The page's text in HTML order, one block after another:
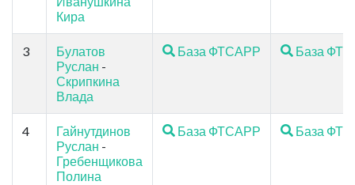
Кира
3
Булатов
Руслан -
Скрипкина
Влада
База ФТСАРР База
4
Гайнутдинов
Руслан -
Гребенщикова
Полина
База ФТСАРР База